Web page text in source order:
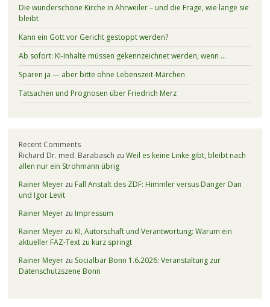
Die wunderschöne Kirche in Ahrweiler – und die Frage, wie lange sie
bleibt
Kann ein Gott vor Gericht gestoppt werden?
Ab sofort: KI-Inhalte müssen gekennzeichnet werden, wenn …
Sparen ja — aber bitte ohne Lebenszeit-Märchen
Tatsachen und Prognosen über Friedrich Merz
Recent Comments
Richard Dr. med. Barabasch zu Weil es keine Linke gibt, bleibt nach
allen nur ein Strohmann übrig
Rainer Meyerzu Fall Anstalt des ZDF: Himmler versus Danger Dan
und Igor Levit
Rainer Meyerzu Impressum
Rainer Meyerzu KI, Autorschaft und Verantwortung: Warum ein
aktueller FAZ-Text zu kurz springt
Rainer Meyerzu Socialbar Bonn 1.6.2026: Veranstaltung zur
Datenschutzszene Bonn